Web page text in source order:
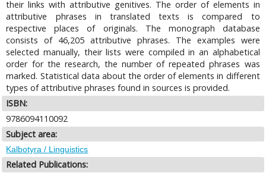
their links with attributive genitives. The order of elements in
attributive phrases in translated texts is compared to
respective places of originals. The monograph database
consists of 46,205 attributive phrases. The examples were
selected manually, their lists were compiled in an alphabetical
order for the research, the number of repeated phrases was
marked. Statistical data about the order of elements in different
types of attributive phrases found in sources is provided.
ISBN:
9786094110092
Subject area:
Kalbotyra / Linguistics
Related Publications: